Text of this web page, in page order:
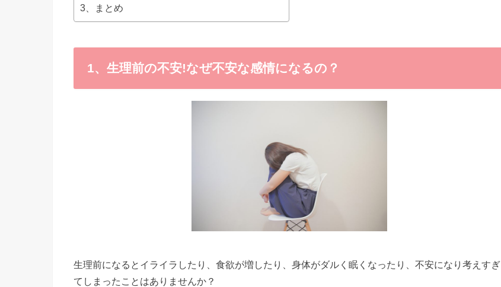
3、まとめ
1、生理前の不安!なぜ不安な感情になるの？
生理前になるとイライラしたり、食欲が増したり、身体がダルく眠くなったり、不安になり考えすぎ
てしまったことはありませんか？